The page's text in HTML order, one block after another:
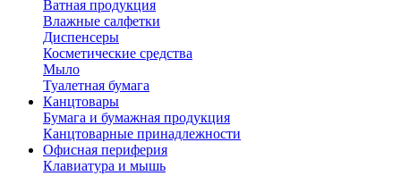
Ватная продукция
Влажные салфетки
Диспенсеры
Косметические средства
Мыло
Туалетная бумага
Канцтовары
Бумага и бумажная продукция
Канцтоварные принадлежности
Офисная периферия
Клавиатура и мышь